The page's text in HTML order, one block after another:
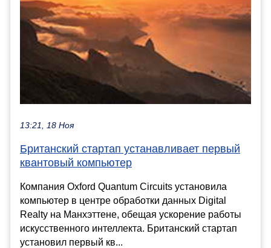
13:21, 18 Ноя
Британский стартап устанавливает первый
квантовый компьютер
Компания Oxford Quantum Circuits установила
компьютер в центре обработки данных Digital
Realty на Манхэттене, обещая ускорение работы
искусственного интеллекта. Британский стартап
установил первый кв...